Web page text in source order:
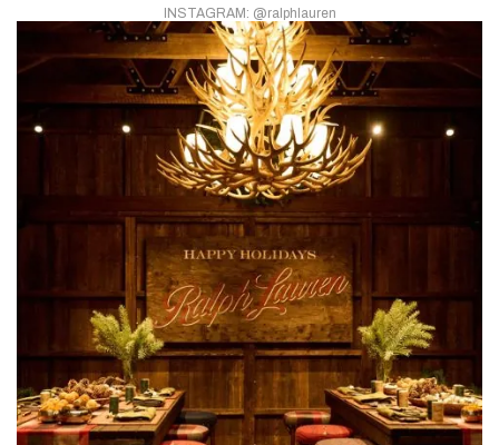
INSTAGRAM: @ralphlauren